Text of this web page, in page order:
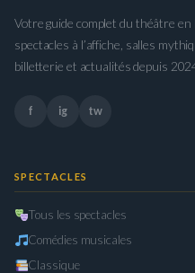
Votre guide complet du théâtre
spectacles à l’affiche, salles
billetterie et actualités depuis
f ig tw
SPECTACLES
Tous les spectacles
Comédies musicales
Classique